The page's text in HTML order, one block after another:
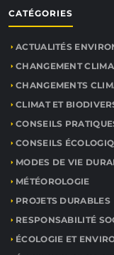
CATÉGORIES
ACTUALITÉS
CHANGEMENT
CHANGEMENTS
CLIMAT ET
CONSEILS
CONSEILS
MODES DE VIE
MÉTÉOROLOGIE
PROJETS DURABLES
RESPONSABILITÉ
ÉCOLOGIE ET